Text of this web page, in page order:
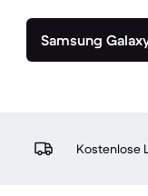
Samsung
Kostenlose